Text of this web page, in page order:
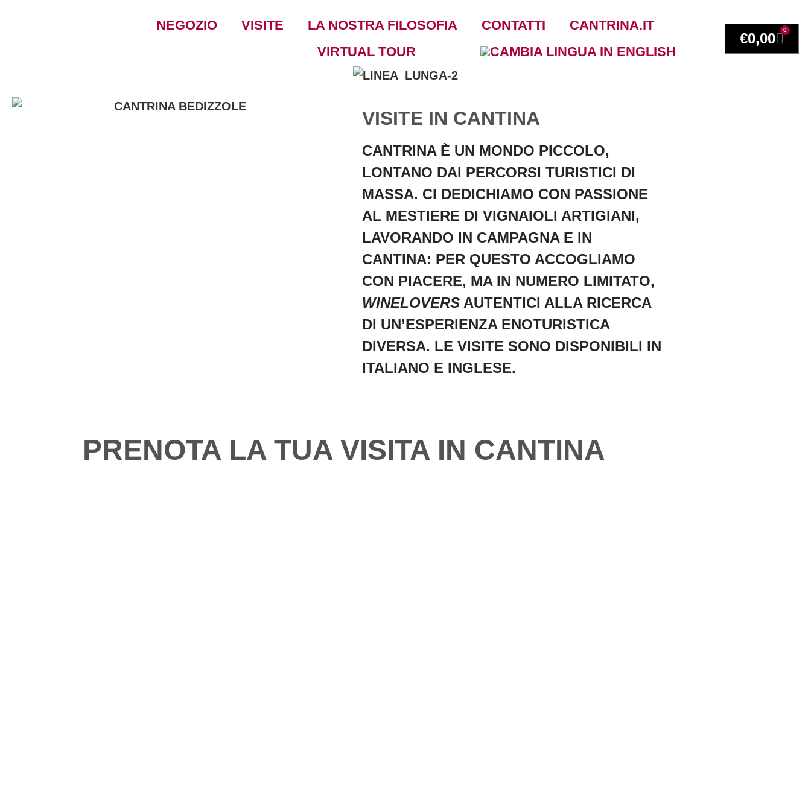
NEGOZIO VISITE LA NOSTRA FILOSOFIA CONTATTI
CANTRINA.IT
VIRTUAL TOUR
€0,00
0
VISITE IN CANTINA
CANTRINA È UN MONDO PICCOLO,
LONTANO DAI PERCORSI TURISTICI DI
MASSA. CI DEDICHIAMO CON PASSIONE
AL MESTIERE DI VIGNAIOLI ARTIGIANI,
LAVORANDO IN CAMPAGNA E IN
CANTINA: PER QUESTO ACCOGLIAMO
CON PIACERE, MA IN NUMERO LIMITATO,
WINELOVERS AUTENTICI ALLA RICERCA
DI UN’ESPERIENZA ENOTURISTICA
DIVERSA. LE VISITE SONO DISPONIBILI IN
ITALIANO E INGLESE.
PRENOTA LA TUA VISITA IN CANTINA